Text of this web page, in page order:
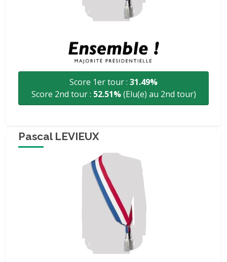
Score 1er tour : 31.49%
Score 2nd tour : 52.51%(Elu(e) au 2nd tour)
Pascal LEVIEUX